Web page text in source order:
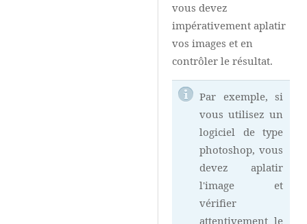
vous devez
impérativement aplatir
vos images et en
contrôler le résultat.
Par exemple, si
vous utilisez un
logiciel de type
photoshop, vous
devez aplatir
l'image et
vérifier
attentivement le